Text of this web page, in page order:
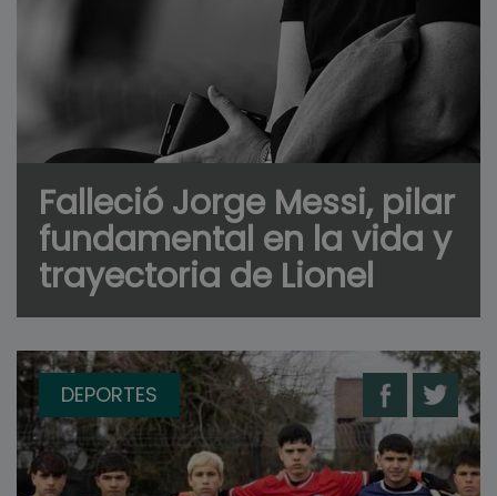
Falleció Jorge Messi, pilar
fundamental en la vida y
trayectoria de Lionel
DEPORTES